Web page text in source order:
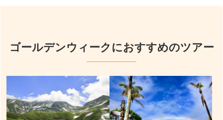
ゴールデンウィークにおすすめのツアー